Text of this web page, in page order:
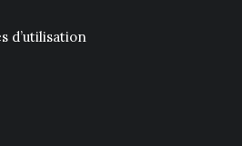
d’utilisation